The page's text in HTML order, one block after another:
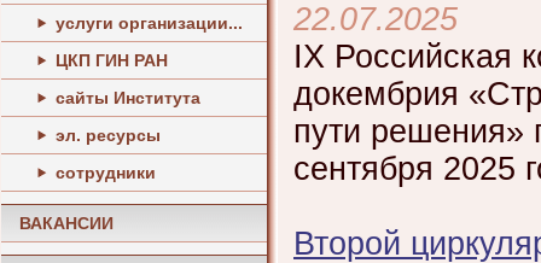
услуги организации...
ЦКП ГИН РАН
сайты Института
эл. ресурсы
сотрудники
ВАКАНСИИ
22.07.2025
IХ Российская
докембрия
пути решения»
сентября 2025
Второй